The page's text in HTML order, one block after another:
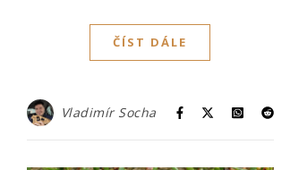
ČÍST DÁLE
Vladimír Socha